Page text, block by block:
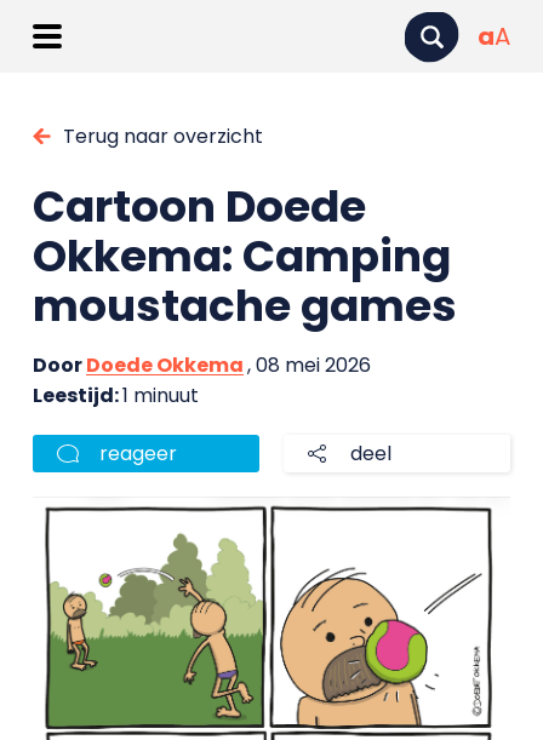
aA
Terug naar overzicht
Cartoon Doede
Okkema: Camping
moustache games
DoorDoede Okkema, 08 mei 2026
Leestijd:1 minuut
reageer deel